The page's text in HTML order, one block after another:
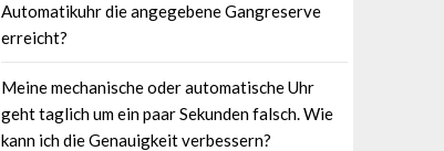
Automatikuhr die angegebene Gangreserve
erreicht?
Meine mechanische oder automatische Uhr
geht taglich um ein paar Sekunden falsch. Wie
kann ich die Genauigkeit verbessern?